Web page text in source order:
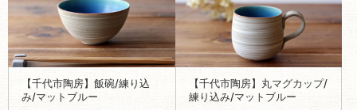
【千代市陶房】飯碗/練り込
み/マットブルー
【千代市陶房】丸マグカップ/
練り込み/マットブルー